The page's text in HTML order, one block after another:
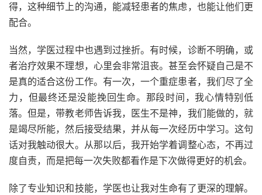
得，这种细节上的沟通，能减轻患者的焦虑，也能让他们更
配合。
当然，学医过程中也遇到过挫折。有时候，诊断不明确，或
者治疗效果不理想，心里会非常沮丧。甚至会怀疑自己是不
是真的适合这份工作。有一次，一个重症患者，我们尽了全
力，但最终还是没能挽回生命。那段时间，我心情特别低
落。但是，带教老师告诉我，医生不是神，我们能做的，就
是竭尽所能，然后接受结果，并从每一次经历中学习。这句
话对我触动很大。从那以后，我开始学着调整心态，不再过
度自责，而是把每一次失败都看作是下次做得更好的机会。
除了专业知识和技能，学医也让我对生命有了更深的理解。